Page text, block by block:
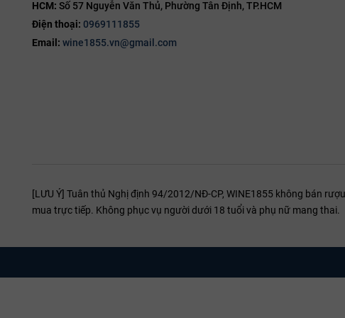
Giống Nho & Quy Trình Sản Xuất Rượu Vang La
HCM: Số 57 Nguyễn Văn Thủ, Phường Tân Định, TP.HCM
Điện thoại: 0969111855
Email: wine1855.vn@gmail.com
[LƯU Ý] Tuân thủ Nghị định 94/2012/NĐ-CP, WINE1855 không bán
mua trực tiếp. Không phục vụ người dưới 18 tuổi và phụ nữ mang thai.